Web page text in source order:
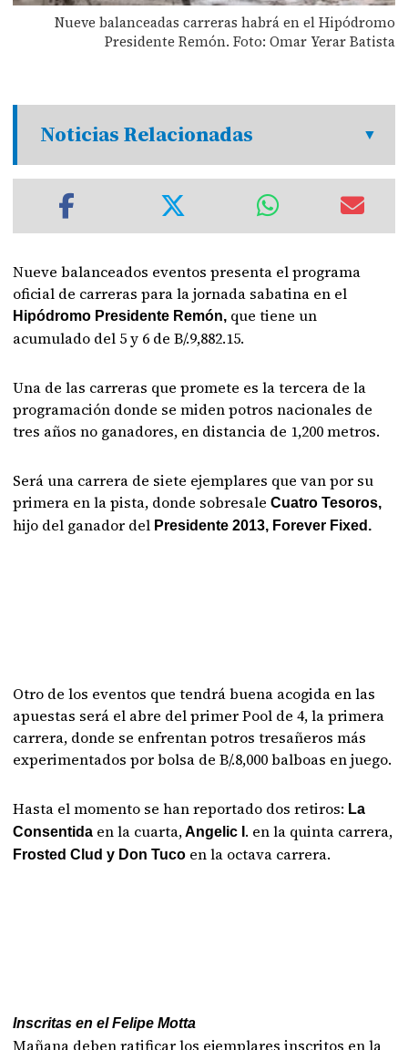
Nueve balanceadas carreras habrá en el Hipódromo
Presidente Remón. Foto: Omar Yerar Batista
Noticias Relacionadas
Nueve balanceados eventos presenta el programa
oficial de carreras para la jornada sabatina en el
Hipódromo Presidente Remón, que tiene un
acumulado del 5 y 6 de B/.9,882.15.
Una de las carreras que promete es la tercera de la
programación donde se miden potros nacionales de
tres años no ganadores, en distancia de 1,200 metros.
Será una carrera de siete ejemplares que van por su
primera en la pista, donde sobresaleCuatro Tesoros,
hijo del ganador del Presidente 2013, Forever Fixed.
Otro de los eventos que tendrá buena acogida en las
apuestas será el abre del primer Pool de 4, la primera
carrera, donde se enfrentan potros tresañeros más
experimentados por bolsa de B/.8,000 balboas en juego.
Hasta el momento se han reportado dos retiros: La
Consentida en la cuarta,Angelic I . en la quinta carrera,
Frosted Clud y Don Tuco en la octava carrera.
Inscritas en el Felipe Motta
Mañana deben ratificar los ejemplares inscritos en la